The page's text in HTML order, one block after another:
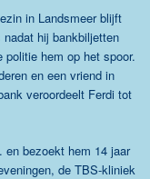
in Landsmeer blijft
hij bankbiljetten
hem op het spoor.
en een vriend in
veroordeelt Ferdi tot
bezoekt hem 14 jaar
de TBS-kliniek